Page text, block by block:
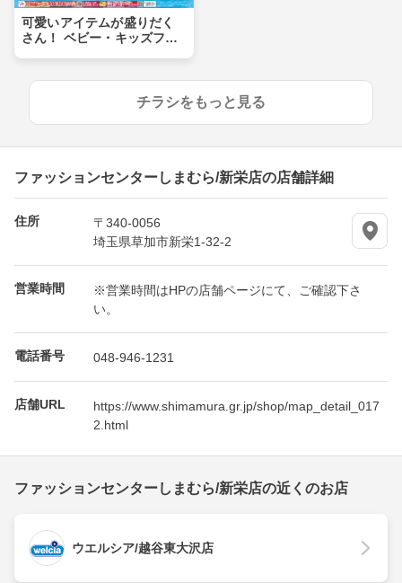
可愛いアイテムが盛りだく
さん！ ベビー・キッズフェ
チラシをもっと見る
ファッションセンターしまむら/新栄店の店舗詳細
住所
〒340-0056
埼玉県草加市新栄1-32-2
営業時間
※営業時間はHPの店舗ページにて、ご確認下さ
い。
電話番号 048-946-1231
店舗URL
https://www.shimamura.gr.jp/shop/map_detail_017
2.html
ファッションセンターしまむら/新栄店の近くのお店
ウエルシア/越谷東大沢店